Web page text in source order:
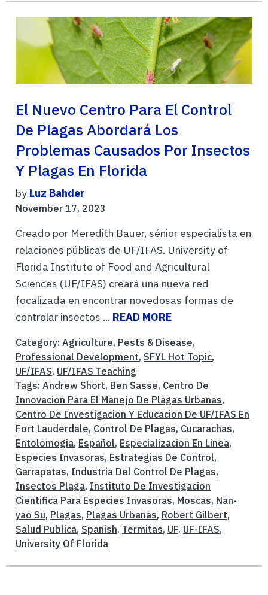
El Nuevo Centro Para El Control
De Plagas Abordará Los
Problemas Causados Por Insectos
Y Plagas En Florida
by Luz Bahder
November 17, 2023
Creado por Meredith Bauer, sénior especialista en
relaciones públicas de UF/IFAS. University of
Florida Institute of Food and Agricultural
Sciences (UF/IFAS) creará una nueva red
focalizada en encontrar novedosas formas de
controlar insectos ... READ MORE
Category: Agriculture, Pests & Disease,
Professional Development, SFYL Hot Topic,
UF/IFAS, UF/IFAS Teaching
Tags: Andrew Short, Ben Sasse, Centro De
Innovacion Para El Manejo De Plagas Urbanas,
Centro De Investigacion Y Educacion De UF/IFAS En
Fort Lauderdale, Control De Plagas, Cucarachas,
Entolomogia, Español, Especializacion En Linea,
Especies Invasoras, Estrategias De Control,
Garrapatas, Industria Del Control De Plagas,
Insectos Plaga, Instituto De Investigacion
Cientifica Para Especies Invasoras, Moscas, Nan-
yao Su, Plagas, Plagas Urbanas, Robert Gilbert,
Salud Publica, Spanish, Termitas, UF, UF-IFAS,
University Of Florida